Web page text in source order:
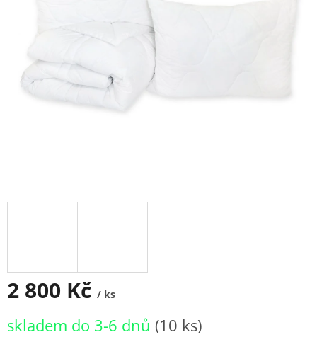
2 800 Kč / ks
cena:
skladem do 3-6 dnů (10 ks)